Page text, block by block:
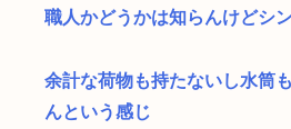
職人かどうかは知らんけどシ
余計な荷物も持たないし水筒
んという感じ